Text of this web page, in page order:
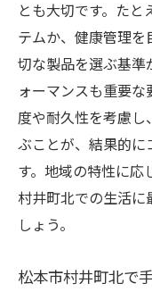
地元の素
地域文化
伝統技術
地域企業
地元産品
地域の資
快適な暮らし
の選定基準
ストレス
とも大切です。た
テムか、健康管理を
切な製品を選ぶ基準
ォーマンスも重要
度や耐久性を考慮し
ぶことが、結果的に
す。地域の特性に
村井町北での生活に
しょう。
松本市村井町北で